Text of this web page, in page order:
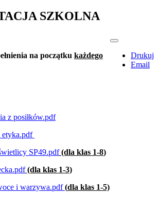
SZKOLNA
Drukuj
Email
na początku każdego
z posiłków.pdf
etyka.pdf
SP49.pdf (dla klas 1-8)
(dla klas 1-3)
i warzywa.pdf (dla klas 1-5)